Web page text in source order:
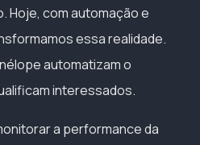
Hoje, com automação e
essa realidade.
automatizam o
interessados.
a performance da